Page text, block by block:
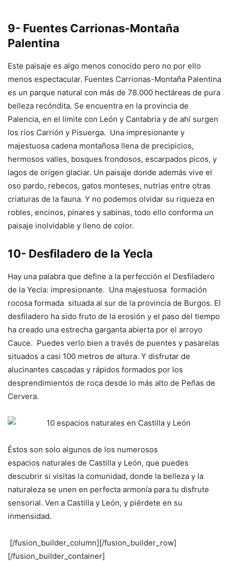
9- Fuentes Carrionas-Montaña
Palentina
Este paisaje es algo menos conocido pero no por ello
menos espectacular. Fuentes Carrionas-Montaña Palentina
es un parque natural con más de 78.000 hectáreas de pura
belleza recóndita. Se encuentra en la provincia de
Palencia, en el límite con León y Cantabria y de ahí surgen
los ríos Carrión y Pisuerga. Una impresionante y
majestuosa cadena montañosa llena de precipicios,
hermosos valles, bosques frondosos, escarpados picos, y
lagos de origen glaciar. Un paisaje donde además vive el
oso pardo, rebecos, gatos monteses, nutrias entre otras
criaturas de la fauna. Y no podemos olvidar su riqueza en
robles, encinos, pinares y sabinas, todo ello conforma un
paisaje inolvidable y lleno de color.
10- Desfiladero de la Yecla
Hay una palabra que define a la perfección el Desfiladero
de la Yecla: impresionante. Una majestuosa formación
rocosa formada situada al sur de la provincia de Burgos. El
desfiladero ha sido fruto de la erosión y el paso del tiempo
ha creado una estrecha garganta abierta por el arroyo
Cauce. Puedes verlo bien a través de puentes y pasarelas
situados a casi 100 metros de altura. Y disfrutar de
alucinantes cascadas y rápidos formados por los
desprendimientos de roca desde lo más alto de Peñas de
Cervera.
Éstos son solo algunos de los numerosos
espacios naturales de Castilla y León, que puedes
descubrir si visitas la comunidad, donde la belleza y la
naturaleza se unen en perfecta armonía para tu disfrute
sensorial. Ven a Castilla y León, y piérdete en su
inmensidad.
[/fusion_builder_column][/fusion_builder_row]
[/fusion_builder_container]